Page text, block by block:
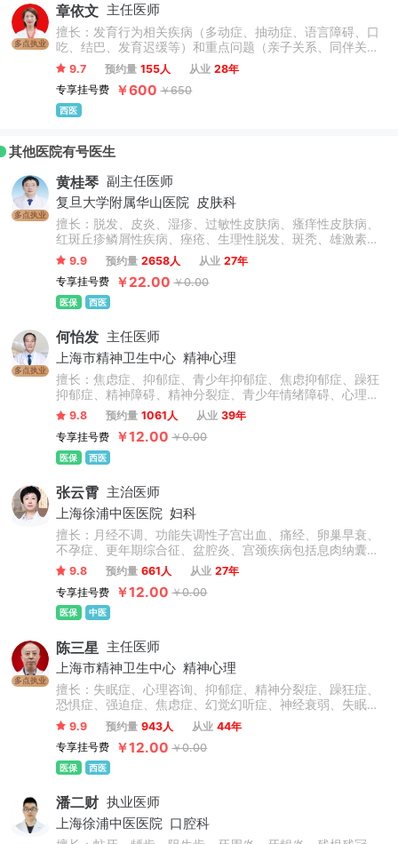
多点执业
章依文 主任医师
擅长：发育行为相关疾病（多动症、抽动症、语言障碍、口
吃、结巴、发育迟缓等）和重点问题（亲子关系、同伴关
系、行为问题、学习因难、情绪问题）的诊治，尤其善于与
不同年龄儿童的沟通。
9.7 预约量 155人 从业 28年
专享挂号费
￥600 ￥650
西医
其他医院有号医生
多点执业
黄桂琴 副主任医师
复旦大学附属华山医院 皮肤科
擅长：脱发、皮炎、湿疹、过敏性皮肤病、瘙痒性皮肤病、
红斑丘疹鳞屑性疾病、痤疮、生理性脱发、斑秃、雄激素性
脱发、荨麻疹、过敏性湿疹、银屑病、寻常痤疮、溢脂性皮
炎、鱼鳞病、皮肤囊肿、疣、真菌性皮肤病、物理性皮肤
病、动物性皮肤病。
9.9 预约量 2658人 从业 27年
专享挂号费
￥22.00 ￥0.00
医保 西医
多点执业
何怡发 主任医师
上海市精神卫生中心 精神心理
擅长：焦虑症、抑郁症、青少年抑郁症、焦虑抑郁症、躁狂
抑郁症、精神障碍、精神分裂症、青少年情绪障碍、心理障
碍、情感障碍、精神病、失眠症、睡眠障碍、双相情感障
碍、躁狂症、忧郁症、恐惧症、幻听、妄想症、植物神经紊
乱、神经衰弱、躯体化形式障碍、癔症、疑病症、心境障
碍、惊恐障碍、产后抑郁症、更年期抑郁症及老年心理障碍
疗，尤其擅长抑郁焦虑与精神分裂症的诊治。
9.8 预约量 1061人 从业 39年
专享挂号费
￥12.00 ￥0.00
医保 西医
张云霄 主治医师
上海徐浦中医医院 妇科
擅长：月经不调、功能失调性子宫出血、痛经、卵巢早衰、
不孕症、更年期综合征、盆腔炎、宫颈疾病包括息肉纳囊病
毒感染等、卵巢囊肿、子宫肌瘤、乳腺增生、情志抑郁焦虑
失眠调理、内分泌失调、肥胖症、外阴炎、外阴白斑、阴道
炎、阴道菌群失调。
9.8 预约量 661人 从业 27年
专享挂号费
￥12.00 ￥0.00
医保 中医
多点执业
陈三星 主任医师
上海市精神卫生中心 精神心理
擅长：失眠症、心理咨询、抑郁症、精神分裂症、躁狂症、
恐惧症、强迫症、焦虑症、幻觉幻听症、神经衰弱、失眠多
梦、脑损伤、精神障碍、青少年抑郁症、双相情感障碍、疑
病症、植物神经紊乱、情绪障碍心理治疗、心理干预、创伤
后应激障碍等精神心理疾病的诊断与精准个性化治疗。擅于
运用心理学原理疏导情绪问题、人际关系问题。
9.9 预约量 943人 从业 44年
专享挂号费
￥12.00 ￥0.00
医保 西医
潘二财 执业医师
上海徐浦中医医院
口腔科